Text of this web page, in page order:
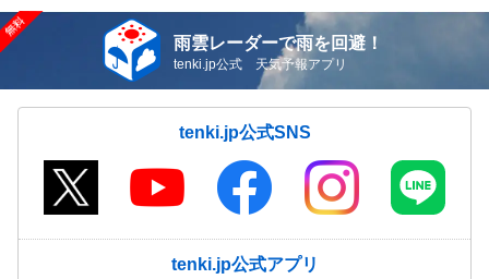
雨雲レーダーで雨を回避！
tenki.jp公式 天気予報アプリ
tenki.jp公式SNS
tenki.jp公式アプリ